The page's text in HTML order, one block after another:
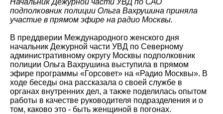
Начальник Дежурной части УВД по САО
подполковник полиции Ольга Вахрушина приняла
участие в прямом эфире на радио Москвы.
В преддверии Международного женского дня
начальник Дежурной части УВД по Северному
административному округу Москвы подполковник
полиции Ольга Вахрушина выступила в прямом
эфире программы «Горсовет» на «Радио Москвы». В
ходе беседы она рассказала о своей службе в
органах внутренних дел, а также поделилась опытом
работы в качестве руководителя подразделения и о
том, каково это - быть женщиной в погонах.